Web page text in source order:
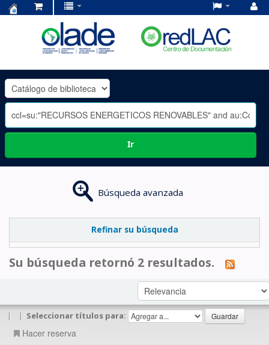
OLADE
-
Ir
Búsqueda avanzada
Refinar su búsqueda
Su búsqueda retornó 2 resultados.
| | Seleccionar títulos para:
Hacer reserva